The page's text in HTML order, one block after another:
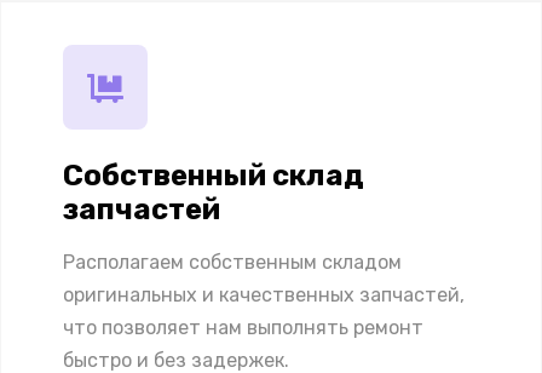
Собственный склад
запчастей
Располагаем собственным складом
оригинальных и качественных запчастей,
что позволяет нам выполнять ремонт
быстро и без задержек.